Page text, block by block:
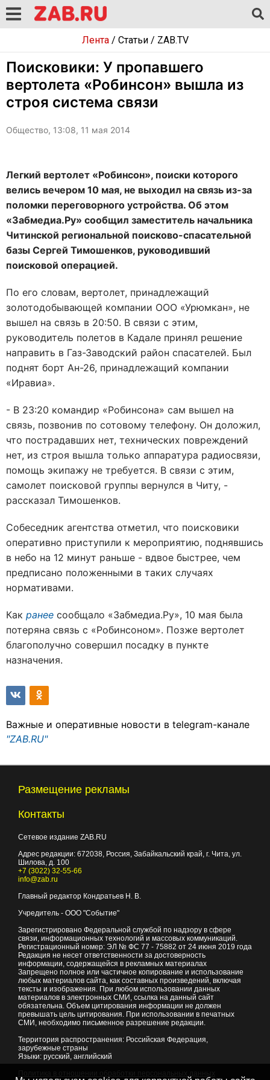
Лента/ Статьи/ ZAB.TV
Поисковики: У пропавшего
вертолета «Робинсон» вышла из
строя система связи
Общество, 13:08, 11 мая 2014
Легкий вертолет «Робинсон», поиски которого
велись вечером 10 мая, не выходил на связь из-за
поломки переговорного устройства. Об этом
«Забмедиа.Ру» сообщил заместитель начальника
Читинской региональной поисково-спасательной
базы Сергей Тимошенков, руководивший
поисковой операцией.
По его словам, вертолет, принадлежащий
золотодобывающей компании ООО «Урюмкан», не
вышел на связь в 20:50. В связи с этим,
руководитель полетов в Кадале принял решение
направить в Газ-Заводский район спасателей. Был
поднят борт Ан-26, принадлежащий компании
«Иравиа».
- В 23:20 командир «Робинсона» сам вышел на
связь, позвонив по сотовому телефону. Он доложил,
что пострадавших нет, технических повреждений
нет, из строя вышла только аппаратура радиосвязи,
помощь экипажу не требуется. В связи с этим,
самолет поисковой группы вернулся в Читу, -
рассказал Тимошенков.
Собеседник агентства отметил, что поисковики
оперативно приступили к мероприятию, поднявшись
в небо на 12 минут раньше - вдвое быстрее, чем
предписано положенными в таких случаях
нормативами.
Как ранее сообщало «Забмедиа.Ру», 10 мая была
потеряна связь с «Робинсоном». Позже вертолет
благополучно совершил посадку в пункте
назначения.
Важные и оперативные новости в telegram-канале
"ZAB.RU"
Размещение рекламы
Контакты
Сетевое издание ZAB.RU
Адрес редакции: 672038, Россия, Забайкальский край, г. Чита, ул.
Шилова, д. 100
+7 (3022) 32-55-66
info@zab.ru
Главный редактор Кондратьев Н. В.
Учредитель - ООО "Событие"
Зарегистрировано Федеральной службой по надзору в сфере
связи, информационных технологий и массовых коммуникаций.
Регистрационный номер: ЭЛ № ФС 77 - 75882 от 24 июня 2019 года
Редакция не несет ответственности за достоверность
информации, содержащейся в рекламных материалах
Запрещено полное или частичное копирование и использование
любых материалов сайта, как составных произведений, включая
тексты и изображения. При любом использовании данных
материалов в электронных СМИ, ссылка на данный сайт
обязательна. Объем цитирования информации не должен
превышать цель цитирования. При использовании в печатных
СМИ, необходимо письменное разрешение редакции.
Территория распространения: Российская Федерация,
зарубежные страны
Языки: русский, английский